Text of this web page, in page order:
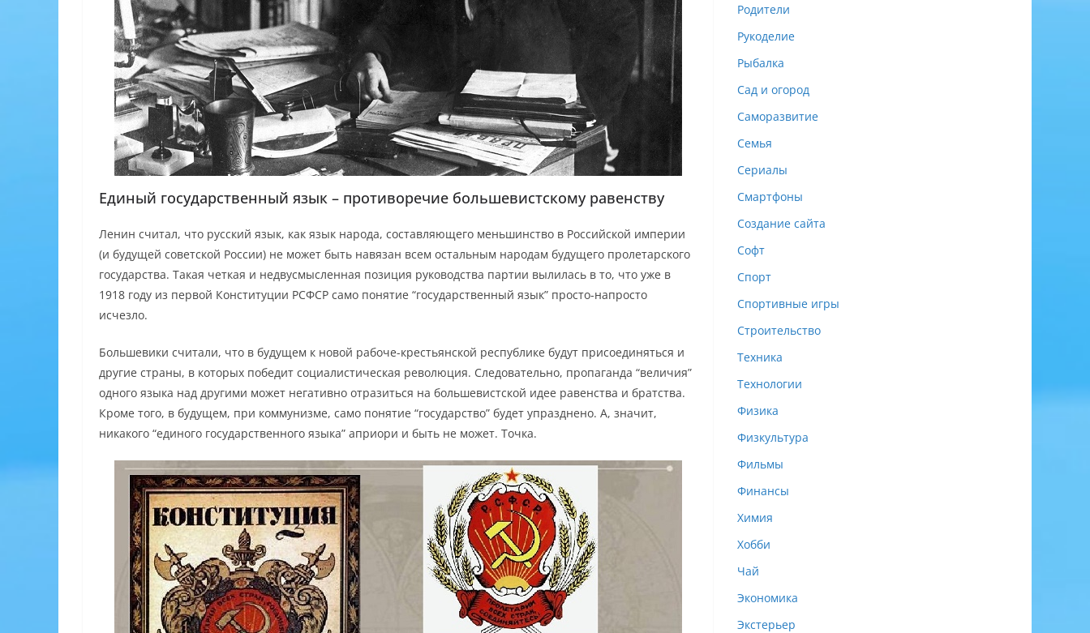
Единый государственный язык – противоречие большевистскому равенству
Ленин считал, что русский язык, как язык народа, составляющего меньшинство в Российской империи
(и будущей советской России) не может быть навязан всем остальным народам будущего пролетарского
государства. Такая четкая и недвусмысленная позиция руководства партии вылилась в то, что уже в
1918 году из первой Конституции РСФСР само понятие “государственный язык” просто-напросто
исчезло.
Большевики считали, что в будущем к новой рабоче-крестьянской республике будут присоединяться и
другие страны, в которых победит социалистическая революция. Следовательно, пропаганда “величия”
одного языка над другими может негативно отразиться на большевистской идее равенства и братства.
Кроме того, в будущем, при коммунизме, само понятие “государство” будет упразднено. А, значит,
никакого “единого государственного языка” априори и быть не может. Точка.
Родители
Рукоделие
Рыбалка
Сад и огород
Саморазвитие
Семья
Сериалы
Смартфоны
Создание сайта
Софт
Спорт
Спортивные игры
Строительство
Техника
Технологии
Физика
Физкультура
Фильмы
Финансы
Химия
Хобби
Чай
Экономика
Экстерьер